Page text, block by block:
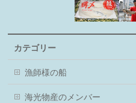
カテゴリー
漁師様の船
海光物産のメンバー